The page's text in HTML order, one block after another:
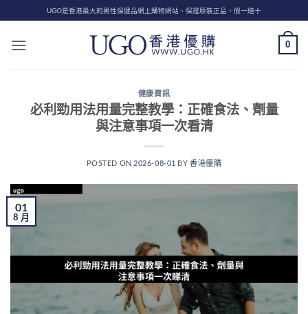
to
content
UGO是香港最大的男性保健品網上購物網站、保證原裝正品，假一賠十
0
健康資訊
必利勁用法用量完整教學：正確食法、劑量
與注意事項一次看清
POSTED ON 2026-08-01 BY香港優購
01
8 月